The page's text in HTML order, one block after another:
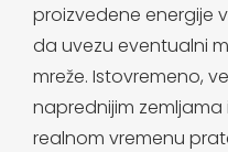
proizvedene energije
da uvezu eventualni
mreže. Istovremeno,
naprednijim
realnom vremenu